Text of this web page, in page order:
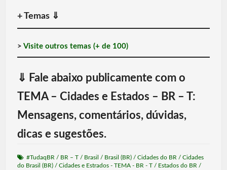
+ Temas⇓
> Visite outros temas (+ de 100)
⇓ Fale abaixo publicamente com o
TEMA – Cidades e Estados – BR – T:
Mensagens, comentários, dúvidas,
dicas e sugestões.
#TudaqBR / BR – T/ Brasil / Brasil (BR)/ Cidades do BR / Cidades
do Brasil (BR)/ Cidades e Estrados - TEMA - BR - T/ Estados do BR /